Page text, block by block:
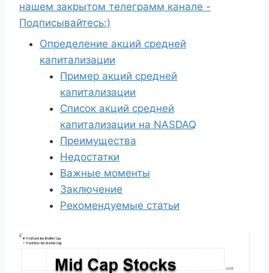
нашем закрытом телеграмм канале -
Подписывайтесь:)
Определение акций средней
капитализации
Пример акций средней
капитализации
Список акций средней
капитализации на NASDAQ
Преимущества
Недостатки
Важные моменты
Заключение
Рекомендуемые статьи